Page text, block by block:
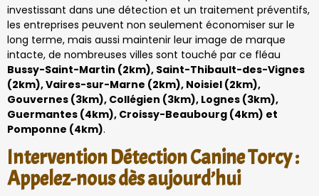
investissant dans une détection et un traitement préventifs,
les entreprises peuvent non seulement économiser sur le
long terme, mais aussi maintenir leur image de marque
intacte, de nombreuses villes sont touché par ce fléau
Bussy-Saint-Martin (2km), Saint-Thibault-des-Vignes
(2km), Vaires-sur-Marne (2km), Noisiel (2km),
Gouvernes (3km), Collégien (3km), Lognes (3km),
Guermantes (4km), Croissy-Beaubourg (4km) et
Pomponne (4km).
Intervention Détection Canine Torcy :
Appelez-nous dès aujourd’hui